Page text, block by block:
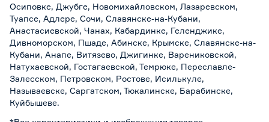
Осиповке, Джубге, Новомихайловском, Лазаревском,
Туапсе, Адлере, Сочи, Славянске-на-Кубани,
Анастасиевской, Чанах, Кабардинке, Геленджике,
Дивноморском, Пшаде, Абинске, Крымске, Славянске-на-
Кубани, Анапе, Витязево, Джигинке, Варениковской,
Натухаевской, Гостагаевской, Темрюке, Переславле-
Залесском, Петровском, Ростове, Исилькуле,
Называевске, Саргатском, Тюкалинске, Барабинске,
Куйбышеве.